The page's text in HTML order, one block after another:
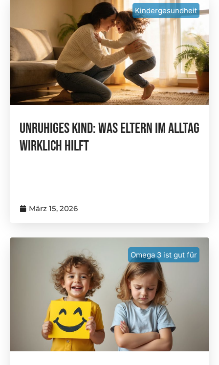
Kindergesundheit
Unruhiges Kind: Was Eltern Im Alltag
Wirklich Hilft
März 15, 2026
Omega 3 ist gut für